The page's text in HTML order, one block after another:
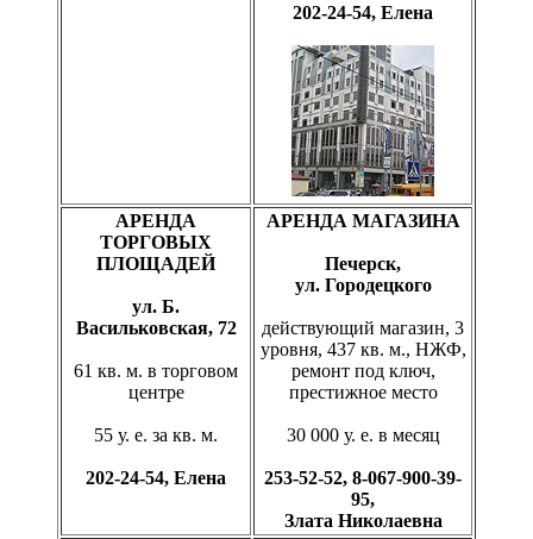
202-24-54, Елена
АРЕНДА
ТОРГОВЫХ
ПЛОЩАДЕЙ
ул. Б.
Васильковская, 72
61 кв. м. в торговом
центре
55 у. е. за кв. м.
202-24-54, Елена
АРЕНДА МАГАЗИНА
Печерск,
ул. Городецкого
действующий магазин, 3
уровня, 437 кв. м., НЖФ,
ремонт под ключ,
престижное место
30 000 у. е. в месяц
253-52-52, 8-067-900-39-
95,
Злата Николаевна